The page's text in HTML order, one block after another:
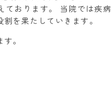
ております。 当院では疾
を果たしていきます。
。